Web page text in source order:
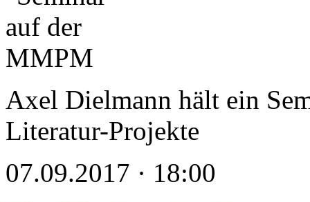
Axel Dielmann hält ein
Literatur-Projekte
07.09.2017 · 18:00